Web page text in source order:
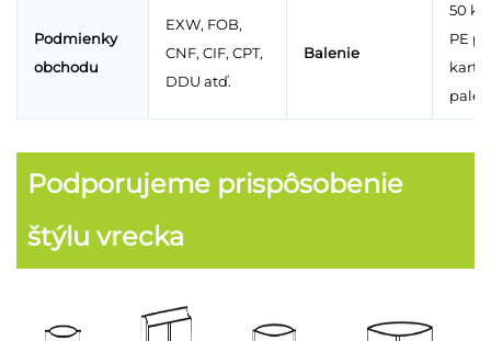
Podmienky
obchodu
EXW, FOB,
CNF, CIF, CPT,
DDU atď.
Balenie
50
PE
Podporujeme prispôsobenie
štýlu vrecka